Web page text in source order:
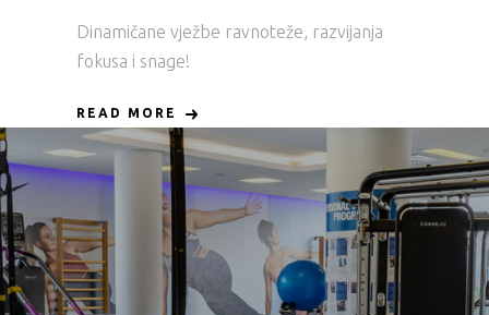
Dinamičane vježbe ravnoteže, razvijanja
fokusa i snage!
READ MORE